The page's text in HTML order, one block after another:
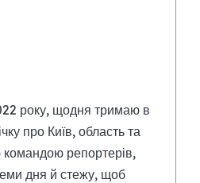
року, щодня тримаю в
про Київ, область та
репортерів,
дня й стежу, щоб